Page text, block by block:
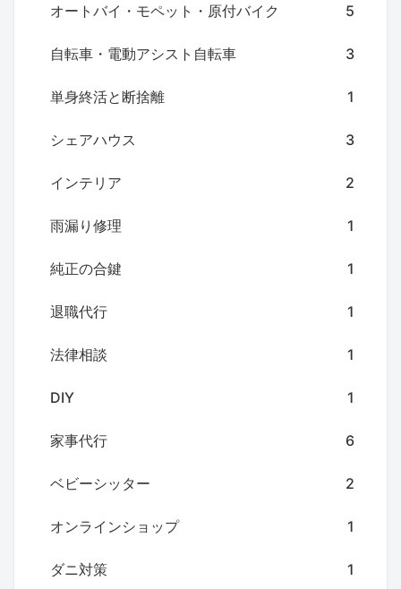
オートバイ・モペット・原付バイク 5
自転車・電動アシスト自転車 3
単身終活と断捨離 1
シェアハウス 3
インテリア 2
雨漏り修理 1
純正の合鍵 1
退職代行 1
法律相談 1
DIY 1
家事代行 6
ベビーシッター 2
オンラインショップ 1
ダニ対策 1